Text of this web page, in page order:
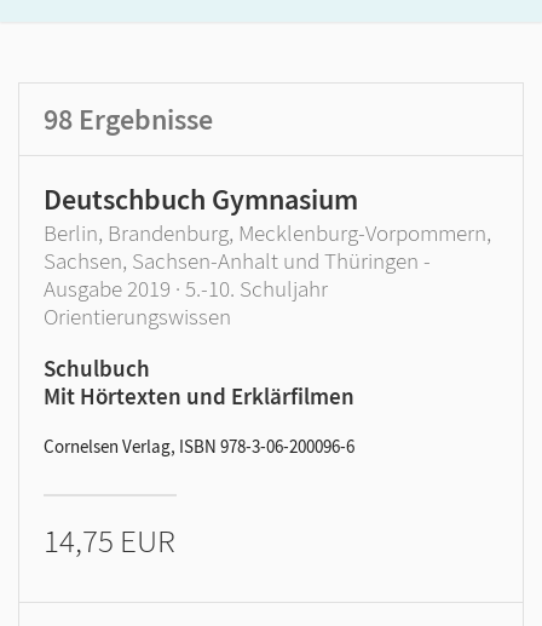
98 Ergebnisse
Deutschbuch Gymnasium
Berlin, Brandenburg, Mecklenburg-Vorpommern,
Sachsen, Sachsen-Anhalt und Thüringen -
Ausgabe 2019 · 5.-10. Schuljahr
Orientierungswissen
Schulbuch
Mit Hörtexten und Erklärfilmen
Cornelsen Verlag, ISBN 978-3-06-200096-6
14,75 EUR